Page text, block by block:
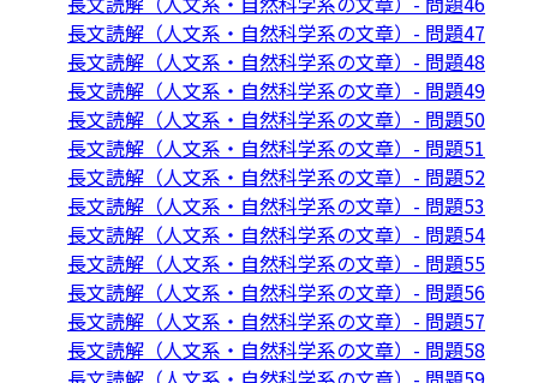
長文読解（人文系・自然科学系の文章）- 問題47
長文読解（人文系・自然科学系の文章）- 問題48
長文読解（人文系・自然科学系の文章）- 問題49
長文読解（人文系・自然科学系の文章）- 問題50
長文読解（人文系・自然科学系の文章）- 問題51
長文読解（人文系・自然科学系の文章）- 問題52
長文読解（人文系・自然科学系の文章）- 問題53
長文読解（人文系・自然科学系の文章）- 問題54
長文読解（人文系・自然科学系の文章）- 問題55
長文読解（人文系・自然科学系の文章）- 問題56
長文読解（人文系・自然科学系の文章）- 問題57
長文読解（人文系・自然科学系の文章）- 問題58